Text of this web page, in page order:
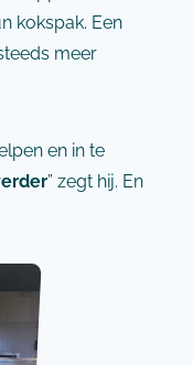
kokspak. Een
meer
en in te
” zegt hij. En